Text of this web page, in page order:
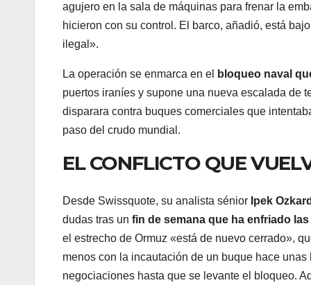
agujero en la sala de máquinas para frenar la
hicieron con su control. El barco, añadió, está
ilegal».
La operación se enmarca en el bloqueo naval
puertos iraníes y supone una nueva escalada de
disparara contra buques comerciales que
paso del crudo mundial.
EL CONFLICTO QUE
Desde Swissquote, su analista sénior Ipek
dudas tras un fin de semana que ha enfriado
el estrecho de Ormuz «está de nuevo cerrado»,
menos con la incautación de un buque hace
negociaciones hasta que se levante el bloqueo.